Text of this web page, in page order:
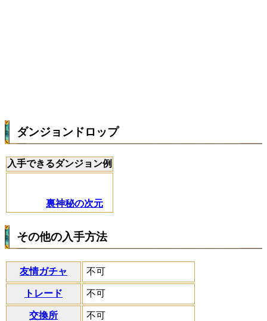
ダンジョンドロップ
入手できるダンジョン例
裏神秘の次元
その他の入手方法
友情ガチャ 不可
トレード 不可
交換所 不可